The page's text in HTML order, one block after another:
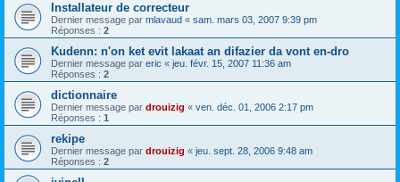
Installateur de correcteur
Dernier message par mlavaud « sam. mars 03, 2007 9:39 pm
Réponses : 2
Kudenn: n'on ket evit lakaat an difazier da vont en-dro
Dernier message par eric « jeu. févr. 15, 2007 11:36 am
Réponses : 2
dictionnaire
Dernier message par drouizig « ven. déc. 01, 2006 2:17 pm
Réponses : 1
rekipe
Dernier message par drouizig « jeu. sept. 28, 2006 9:48 am
Réponses : 2